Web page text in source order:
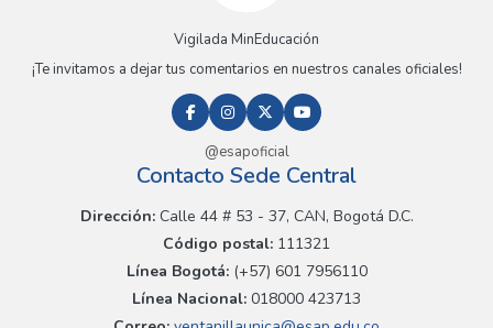
Vigilada MinEducación
¡Te invitamos a dejar tus comentarios en nuestros canales oficiales!
@esapoficial
Contacto Sede Central
Dirección:Calle 44 # 53 - 37, CAN, Bogotá D.C.
Código postal: 111321
Línea Bogotá:(+57) 601 7956110
Línea Nacional: 018000 423713